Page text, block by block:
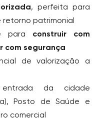
, perfeita para
retorno patrimonial
para construir com
com segurança
de valorização a
da cidade
Posto de Saúde e
comercial